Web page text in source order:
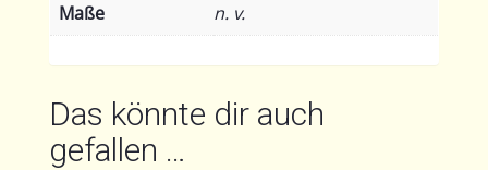
Maße
n. v.
Das könnte dir auch
gefallen …